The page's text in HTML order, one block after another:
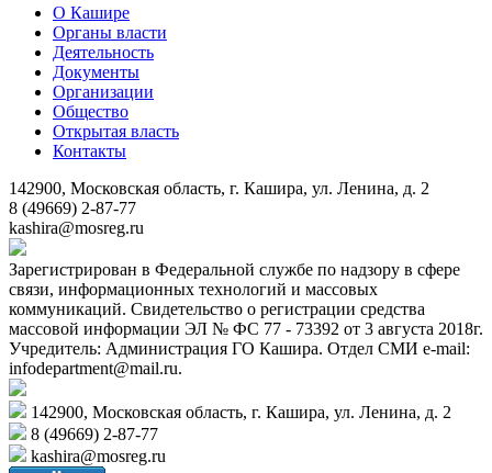
О Кашире
Органы власти
Деятельность
Документы
Организации
Общество
Открытая власть
Контакты
142900, Московская область, г. Кашира, ул. Ленина, д. 2
8 (49669) 2-87-77
kashira@mosreg.ru
Зарегистрирован в Федеральной службе по надзору в сфере
связи, информационных технологий и массовых
коммуникаций. Свидетельство о регистрации средства
массовой информации ЭЛ № ФС 77 - 73392 от 3 августа 2018г.
Учредитель: Администрация ГО Кашира. Отдел СМИ e-mail:
infodepartment@mail.ru.
142900, Московская область, г. Кашира, ул. Ленина, д. 2
8 (49669) 2-87-77
kashira@mosreg.ru